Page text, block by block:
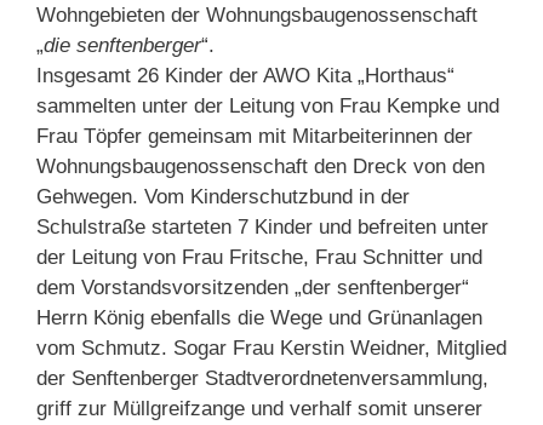
Wohngebieten der Wohnungsbaugenossenschaft
„die senftenberger“.
Insgesamt 26 Kinder der AWO Kita „Horthaus“
sammelten unter der Leitung von Frau Kempke und
Frau Töpfer gemeinsam mit Mitarbeiterinnen der
Wohnungsbaugenossenschaft den Dreck von den
Gehwegen. Vom Kinderschutzbund in der
Schulstraße starteten 7 Kinder und befreiten unter
der Leitung von Frau Fritsche, Frau Schnitter und
dem Vorstandsvorsitzenden „der senftenberger“
Herrn König ebenfalls die Wege und Grünanlagen
vom Schmutz. Sogar Frau Kerstin Weidner, Mitglied
der Senftenberger Stadtverordnetenversammlung,
griff zur Müllgreifzange und verhalf somit unserer